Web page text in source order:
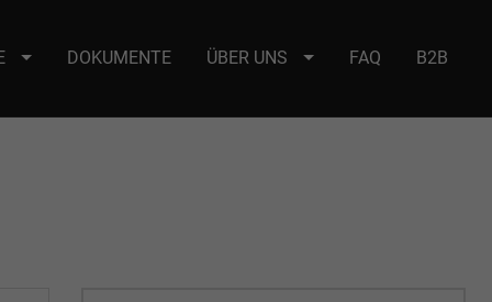
DOKUMENTE ÜBER UNS FAQ B2B